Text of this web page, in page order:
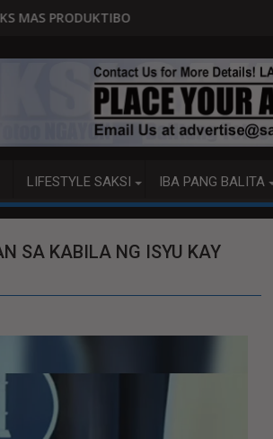
P92.8 MILYON ANG USAPAN, P1
LIFESTYLE SAKSI IBA PANG BALITA
SA KABILA NG ISYU KAY